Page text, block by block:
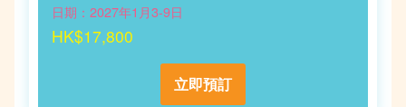
日期：2027年1月3-9日
HK$17,800
立即預訂